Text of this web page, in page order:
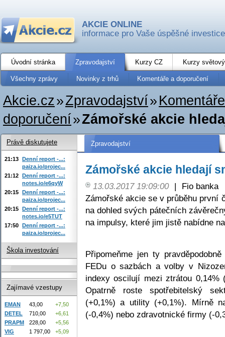
AKCIE ONLINE
informace pro Vaše úspěšné investice
Úvodní stránka Zpravodajství Kurzy CZ Kurzy
Všechny zprávy Novinky z trhů Komentáře a doporučení
Akcie.cz»Zpravodajství»
doporučení»Zámořské akcie
Zpravodajství
Zámořské akcie hledají
13.03.2017 19:09:00 |
Fio banka
Zámořské akcie se v průběhu první
na dohled svých pátečních
na impulsy, které jim jistě nabídne
Připomeňme jen ty
FEDu o sazbách a volby v
indexy oscilují mezi ztrátou 0,14%
Opatrně roste spotřebitelský
(+0,1%) a utility (+0,1%). Mírně
(-0,4%) nebo zdravotnické firmy (-
Právě diskutujete
21:13 Denní report -...:
paiza.io/projec...
21:12 Denní report -...:
notes.io/e6qyW
20:15 Denní report -...:
paiza.io/projec...
20:15 Denní report -...:
notes.io/e5TUT
17:50 Denní report -...:
paiza.io/projec...
Škola investování
Zajímavé vzestupy
EMAN 43,00
+7,50
DETEL
710,00
+6,61
PRAPM
228,00
+5,56
VIG
1 797,00
+5,09